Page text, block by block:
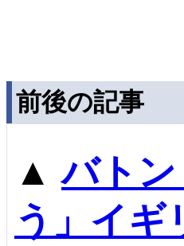
前後の記事
▲バト
う」イギ